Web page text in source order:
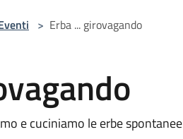
> Erba ... girovagando
e cuciniamo le erbe spontanee